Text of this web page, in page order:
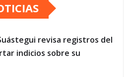
revisa registros del
indicios sobre su